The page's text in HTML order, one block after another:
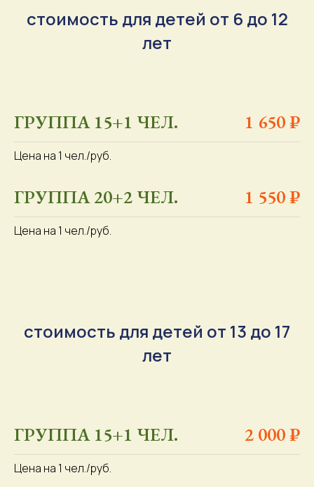
стоимость для детей от 6 до 12
лет
ГРУППА 15+1 ЧЕЛ. 1 650 ₽
Цена на 1 чел./руб.
ГРУППА 20+2 ЧЕЛ. 1 550 ₽
Цена на 1 чел./руб.
стоимость для детей от 13 до 17
лет
ГРУППА 15+1 ЧЕЛ. 2 000 ₽
Цена на 1 чел./руб.